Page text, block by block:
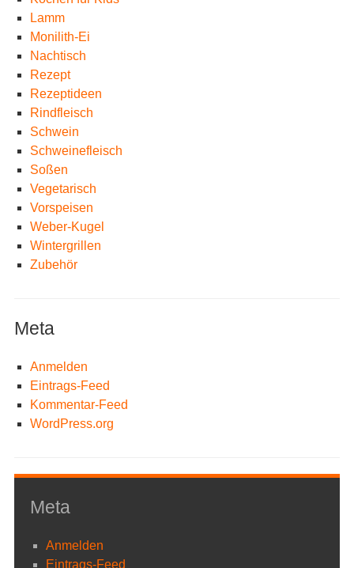
Lamm
Monilith-Ei
Nachtisch
Rezept
Rezeptideen
Rindfleisch
Schwein
Schweinefleisch
Soßen
Vegetarisch
Vorspeisen
Weber-Kugel
Wintergrillen
Zubehör
Meta
Anmelden
Eintrags-Feed
Kommentar-Feed
WordPress.org
Meta
Anmelden
Eintrags-Feed